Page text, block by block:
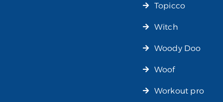
Topicco
Witch
Woody Doo
Woof
Workout pro